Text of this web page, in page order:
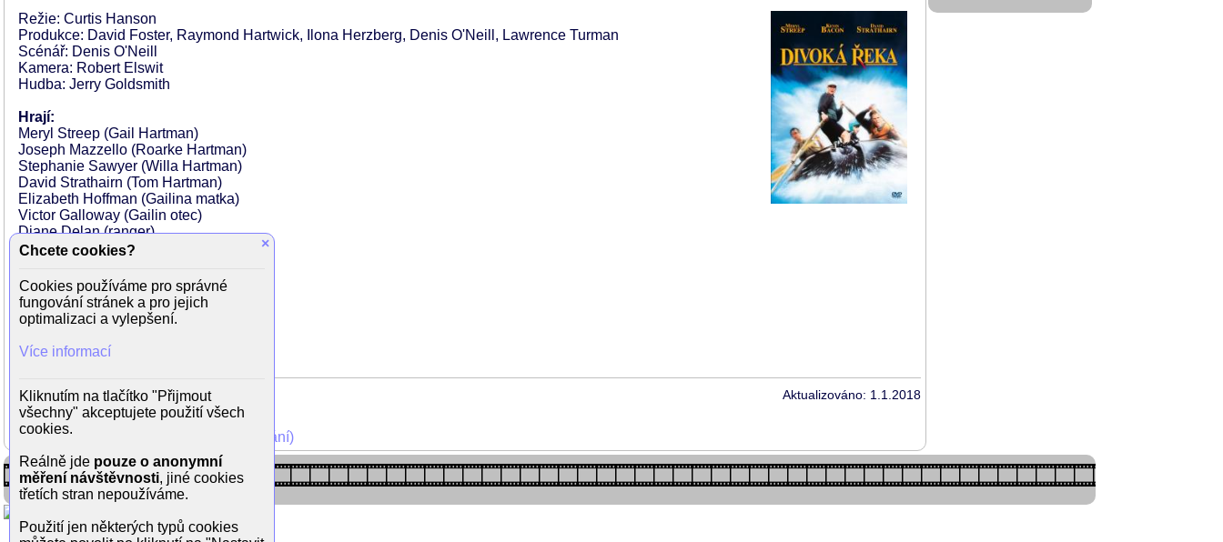
Režie: Curtis Hanson
Produkce: David Foster, Raymond Hartwick, Ilona Herzberg, Denis O'Neill, Lawrence Turman
Scénář: Denis O'Neill
Kamera: Robert Elswit
Hudba: Jerry Goldsmith
Hrají:
Meryl Streep (Gail Hartman)
Joseph Mazzello (Roarke Hartman)
Stephanie Sawyer (Willa Hartman)
David Strathairn (Tom Hartman)
Elizabeth Hoffman (Gailina matka)
Victor Galloway (Gailin otec)
Diane Delan (ranger)
Thomas F. Duffy (ranger)
John C. Reilly (Terry)
William Lucking (Frank)
Benjamin Bratt (ranger Johnny)
Paul Cantelon (violončelista)
Glenn Morshower (policista)
Aktualizováno: 1.1.2018
Mohli jste vidět v TV (zobrazit starší vysílání)
×
Chcete cookies?
Cookies používáme pro správné
fungování stránek a pro jejich
optimalizaci a vylepšení.
Více informací
Kliknutím na tlačítko "Přijmout
všechny" akceptujete použití všech
cookies.
Reálně jde pouze o anonymní
měření návštěvnosti, jiné cookies
třetích stran nepoužíváme.
Použití jen některých typů cookies